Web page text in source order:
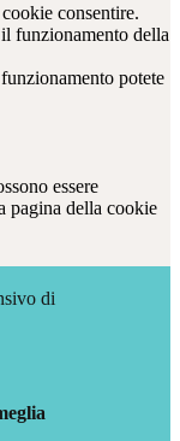
consentire.
funzionamento della
potete
essere
pagina della cookie
di